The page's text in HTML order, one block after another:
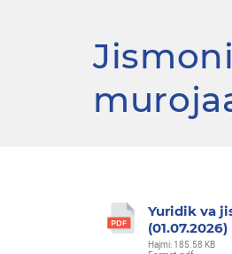
Yuridik va
(01.07.2026)
Hajmi: 185.58 KB